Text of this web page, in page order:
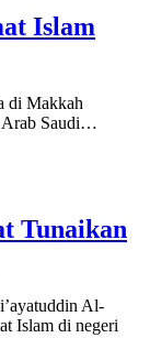
Islam
di Makkah
Arab Saudi…
Tunaikan
Al-
Islam di negeri